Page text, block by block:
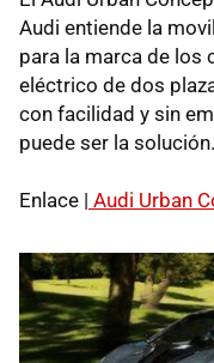
Audi entiende la
para la marca de los
eléctrico de dos
con facilidad y sin
puede ser la solución.
Enlace | Audi Urban